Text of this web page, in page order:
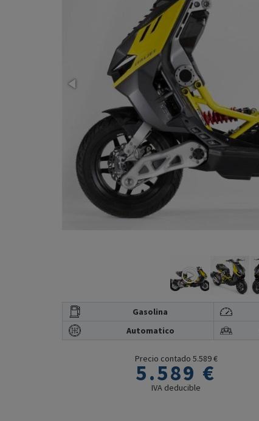
Gasolina
Automatico
Precio contado 5.589 €
5.589 €
IVA deducible